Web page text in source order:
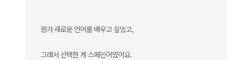
뭔가 새로운 언어를 배우고 싶었고,
그래서 선택한 게 스페인어였어요.